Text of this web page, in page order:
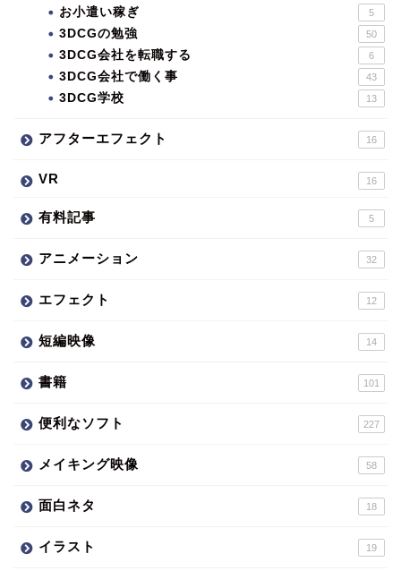
お小遣い稼ぎ 5
3DCGの勉強 50
3DCG会社を転職する 6
3DCG会社で働く事 43
3DCG学校 13
アフターエフェクト 16
VR 16
有料記事 5
アニメーション 32
エフェクト 12
短編映像 14
書籍 101
便利なソフト 227
メイキング映像 58
面白ネタ 18
イラスト 19